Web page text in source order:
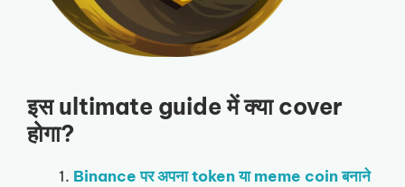
इस ultimate guide में क्या cover
होगा?
Binance पर अपना token या meme coin बनाने